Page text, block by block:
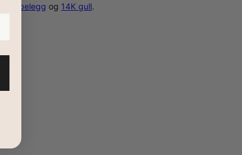
gullbelegg og 14K gull.